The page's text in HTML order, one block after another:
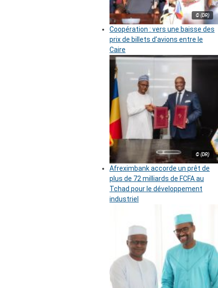
© (DR)
Coopération : vers une baisse des
prix de billets d’avions entre le
Caire
© (DR)
Afreximbank accorde un prêt de
plus de 72 milliards de FCFA au
Tchad pour le développement
industriel